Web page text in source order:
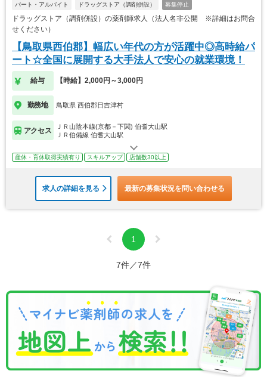
パート・アルバイト ドラッグストア（調剤併設） 募集停止
ドラッグストア（調剤併設）の薬剤師求人（法人名非公開 ※詳細はお問合
せください）
【鳥取県西伯郡】幅広い年代の方が活躍中◎高時給パ
ート☆全国に展開する大手法人で安心の就業環境！
給与 【時給】2,000円～3,000円
勤務地 鳥取県 西伯郡日吉津村
アクセス
ＪＲ山陰本線(京都－下関) 伯耆大山駅
ＪＲ伯備線 伯耆大山駅
産休・育休取得実績有り スキルアップ 店舗数30以上
求人の詳細を見る 最新の募集状況を問い合わせる
1
7件／7件